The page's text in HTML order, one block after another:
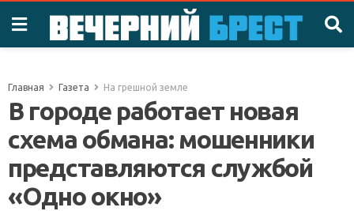
Главная Газета На грешной земле
В городе работает новая
схема обмана: мошенники
представляются службой
«Одно окно»